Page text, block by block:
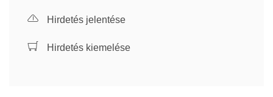
Hirdetés jelentése
Hirdetés kiemelése